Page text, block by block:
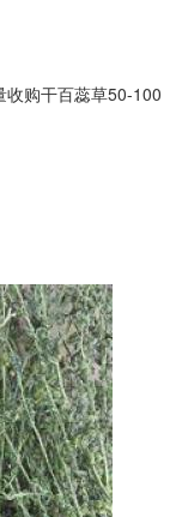
收购干百蕊草50-100